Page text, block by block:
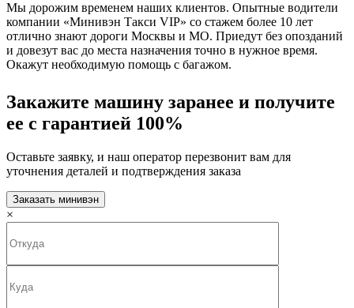
Мы дорожим временем наших клиентов. Опытные водители
компании «Минивэн Такси VIP» со стажем более 10 лет
отлично знают дороги Москвы и МО. Приедут без опозданий
и довезут вас до места назначения точно в нужное время.
Окажут необходимую помощь с багажом.
Закажите машину заранее и получите
ее с гарантией 100%
Оставьте заявку, и наш оператор перезвонит вам для
уточнения деталей и подтверждения заказа
Заказать минивэн
×